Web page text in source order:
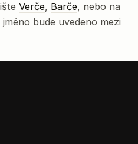
Verče, Barče, nebo na
jméno bude uvedeno mezi